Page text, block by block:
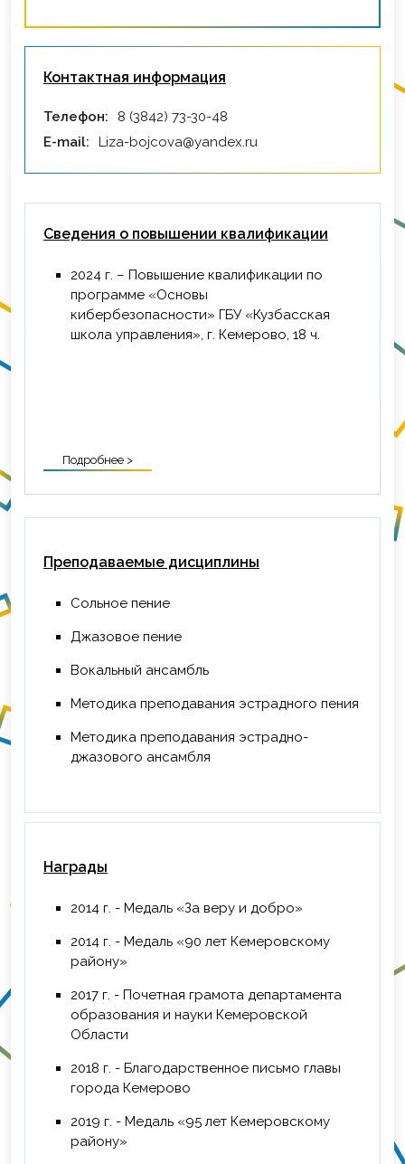
Контактная информация
Телефон:
8 (3842) 73-30-48
E-mail:
Liza-bojcova@yandex.ru
Сведения о повышении квалификации
2024 г. – Повышение квалификации по
программе «Основы
кибербезопасности» ГБУ «Кузбасская
школа управления», г. Кемерово, 18 ч.
Подробнее >
Преподаваемые дисциплины
Сольное пение
Джазовое пение
Вокальный ансамбль
Методика преподавания эстрадного пения
Методика преподавания эстрадно-
джазового ансамбля
Награды
2014 г. - Медаль «За веру и добро»
2014 г. - Медаль «90 лет Кемеровскому
району»
2017 г. - Почетная грамота департамента
образования и науки Кемеровской
Области
2018 г. - Благодарственное письмо главы
города Кемерово
2019 г. - Медаль «95 лет Кемеровскому
району»